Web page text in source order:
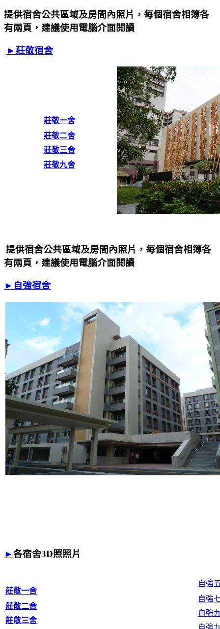
提供宿舍公共區域及房間內照片，每個宿舍相簿各
有兩頁，建議使用電腦介面閱讀
►莊敬宿舍
莊敬一舍
莊敬二舍
莊敬三舍
莊敬九舍
提供宿舍公共區域及房間內照片，每個宿舍相簿各
有兩頁，建議使用電腦介面閱讀
►自強宿舍
►各宿舍3D照照片
莊敬一舍
莊敬二舍
莊敬三舍
自強
自強
自強